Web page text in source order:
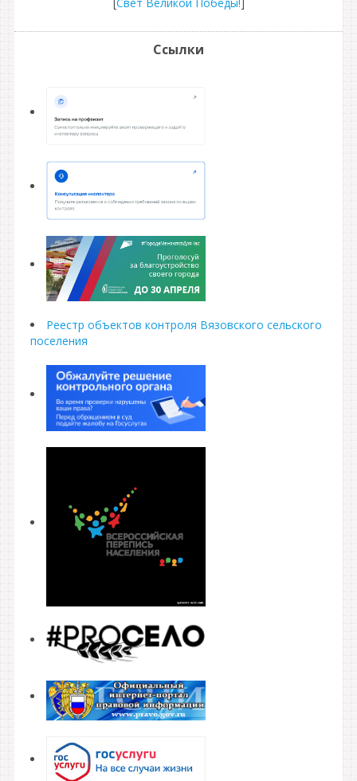
Ссылки
Реестр объектов контроля Вязовского сельского
поселения